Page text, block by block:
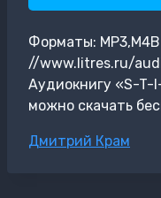
Форматы:
//www.litres.ru/
Аудиокнигу «S-T-
можно скачать
Метки
Дмитрий Крам